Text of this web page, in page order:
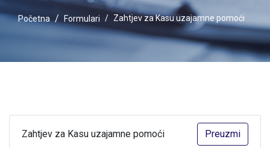
Početna Formulari Zahtjev za Kasu uzajamne pomoći
Zahtjev za Kasu uzajamne pomoći Preuzmi